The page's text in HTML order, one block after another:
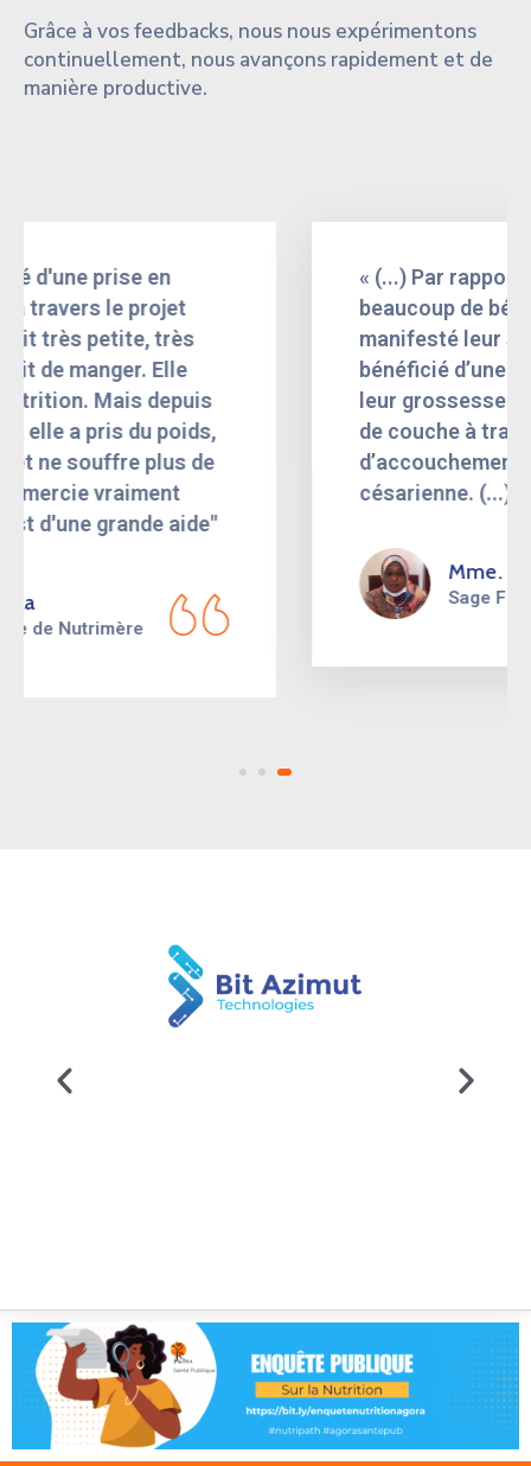
Grâce à vos feedbacks, nous nous expérimentons
continuellement, nous avançons rapidement et de
manière productive.
« (...) Par rapport au projet Yaay Priorité,
beaucoup de bénéficiaires nous ont
manifesté leur satisfaction car ayant
bénéficié d’une pris en charge lors de
leur grossesse et même dans les suites
de couche à travers l’octroi d’un kit
d’accouchement ou même d’un kit
césarienne. (...) »
Sage Femme